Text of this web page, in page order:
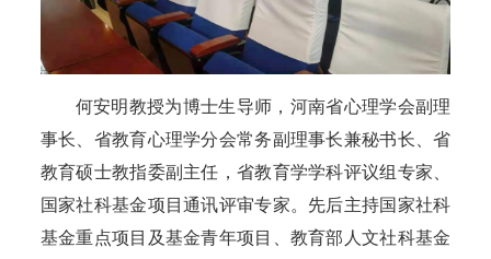
何安明教授为博士生导师，河南省心理学会副理
事长、省教育心理学分会常务副理事长兼秘书长、省
教育硕士教指委副主任，省教育学学科评议组专家、
国家社科基金项目通讯评审专家。先后主持国家社科
基金重点项目及基金青年项目、教育部人文社科基金